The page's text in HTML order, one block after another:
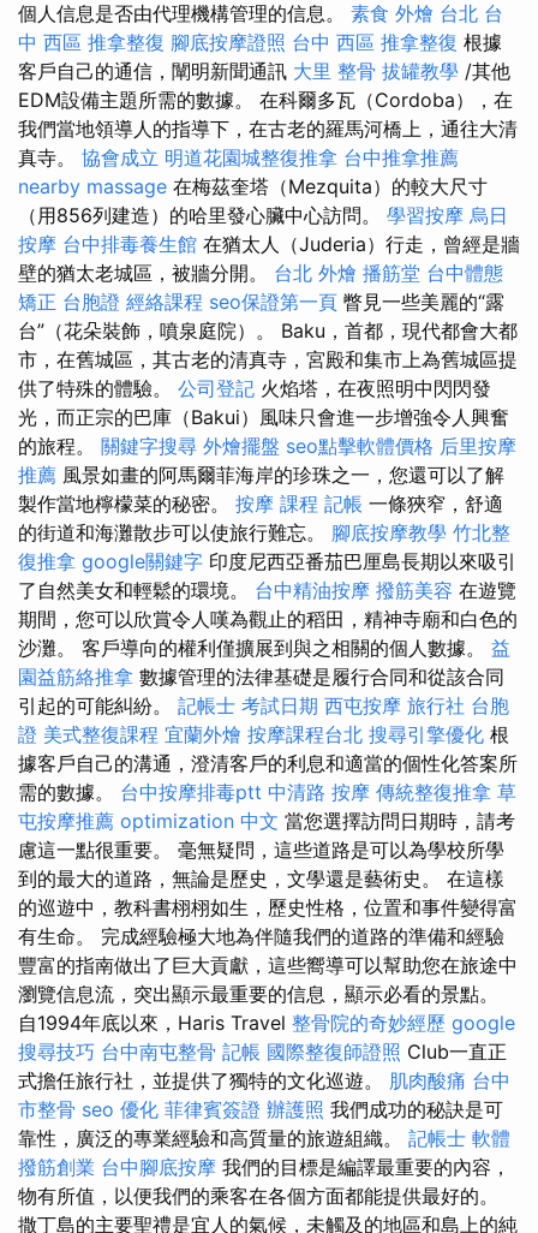
個人信息是否由代理機構管理的信息。 素食 外燴 台北 台
中 西區 推拿整復 腳底按摩證照 台中 西區 推拿整復 根據
客戶自己的通信，闡明新聞通訊 大里 整骨 拔罐教學 /其他
EDM設備主題所需的數據。 在科爾多瓦（Cordoba），在
我們當地領導人的指導下，在古老的羅馬河橋上，通往大清
真寺。 協會成立 明道花園城整復推拿 台中推拿推薦
nearby massage 在梅茲奎塔（Mezquita）的較大尺寸
（用856列建造）的哈里發心臟中心訪問。 學習按摩 烏日
按摩 台中排毒養生館 在猶太人（Juderia）行走，曾經是牆
壁的猶太老城區，被牆分開。 台北 外燴 播筋堂 台中體態
矯正 台胞證 經絡課程 seo保證第一頁 瞥見一些美麗的“露
台”（花朵裝飾，噴泉庭院）。 Baku，首都，現代都會大都
市，在舊城區，其古老的清真寺，宮殿和集市上為舊城區提
供了特殊的體驗。 公司登記 火焰塔，在夜照明中閃閃發
光，而正宗的巴庫（Bakui）風味只會進一步增強令人興奮
的旅程。 關鍵字搜尋 外燴擺盤 seo點擊軟體價格 后里按摩
推薦 風景如畫的阿馬爾菲海岸的珍珠之一，您還可以了解
製作當地檸檬菜的秘密。 按摩 課程 記帳 一條狹窄，舒適
的街道和海灘散步可以使旅行難忘。 腳底按摩教學 竹北整
復推拿 google關鍵字 印度尼西亞番茄巴厘島長期以來吸引
了自然美女和輕鬆的環境。 台中精油按摩 撥筋美容 在遊覽
期間，您可以欣賞令人嘆為觀止的稻田，精神寺廟和白色的
沙灘。 客戶導向的權利僅擴展到與之相關的個人數據。 益
園益筋絡推拿 數據管理的法律基礎是履行合同和從該合同
引起的可能糾紛。 記帳士 考試日期 西屯按摩 旅行社 台胞
證 美式整復課程 宜蘭外燴 按摩課程台北 搜尋引擎優化 根
據客戶自己的溝通，澄清客戶的利息和適當的個性化答案所
需的數據。 台中按摩排毒ptt 中清路 按摩 傳統整復推拿 草
屯按摩推薦 optimization 中文 當您選擇訪問日期時，請考
慮這一點很重要。 毫無疑問，這些道路是可以為學校所學
到的最大的道路，無論是歷史，文學還是藝術史。 在這樣
的巡遊中，教科書栩栩如生，歷史性格，位置和事件變得富
有生命。 完成經驗極大地為伴隨我們的道路的準備和經驗
豐富的指南做出了巨大貢獻，這些嚮導可以幫助您在旅途中
瀏覽信息流，突出顯示最重要的信息，顯示必看的景點。
自1994年底以來，Haris Travel 整骨院的奇妙經歷 google
搜尋技巧 台中南屯整骨 記帳 國際整復師證照 Club一直正
式擔任旅行社，並提供了獨特的文化巡遊。 肌肉酸痛 台中
市整骨 seo 優化 菲律賓簽證 辦護照 我們成功的秘訣是可
靠性，廣泛的專業經驗和高質量的旅遊組織。 記帳士 軟體
撥筋創業 台中腳底按摩 我們的目標是編譯最重要的內容，
物有所值，以便我們的乘客在各個方面都能提供最好的。
撒丁島的主要聖禮是宜人的氣候，未觸及的地區和島上的純